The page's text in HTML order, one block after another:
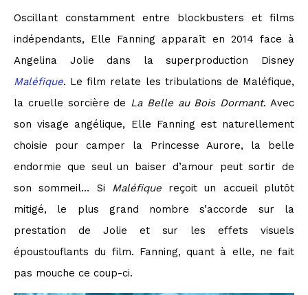
Oscillant constamment entre blockbusters et films
indépendants, Elle Fanning apparaît en 2014 face à
Angelina Joliedans la superproduction Disney
Maléfique. Le film relate les tribulations de Maléfique,
la cruelle sorcière de La Belle au Bois Dormant. Avec
son visage angélique, Elle Fanning est naturellement
choisie pour camper la Princesse Aurore, la belle
endormie que seul un baiser d’amour peut sortir de
son sommeil… Si Maléfiquereçoit un accueil plutôt
mitigé, le plus grand nombre s’accorde sur la
prestation de Jolie et sur les effets visuels
époustouflants du film. Fanning, quant à elle, ne fait
pas mouche ce coup-ci.